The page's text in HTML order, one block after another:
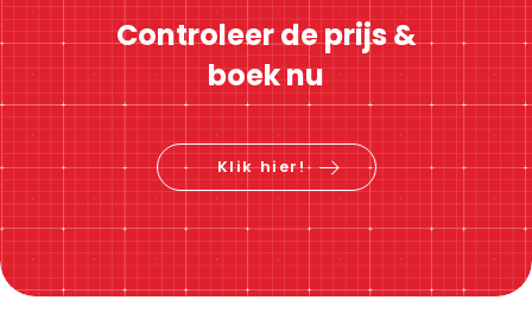
Controleer de prijs &
boek nu
Klik hier!